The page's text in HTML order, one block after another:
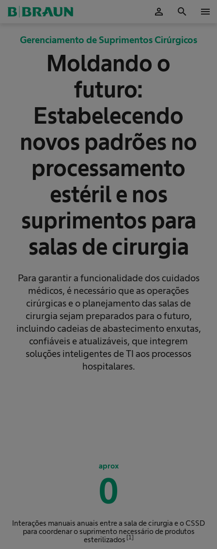
person search menu
Gerenciamento de Suprimentos Cirúrgicos
Moldando o
futuro:
Estabelecendo
novos padrões no
processamento
estéril e nos
suprimentos para
salas de cirurgia
Para garantir a funcionalidade dos cuidados
médicos, é necessário que as operações
cirúrgicas e o planejamento das salas de
cirurgia sejam preparados para o futuro,
incluindo cadeias de abastecimento enxutas,
confiáveis e atualizáveis, que integrem
soluções inteligentes de TI aos processos
hospitalares.
aprox
0
Interações manuais anuais entre a sala de cirurgia e o CSSD
para coordenar o suprimento necessário de produtos
esterilizados [1]